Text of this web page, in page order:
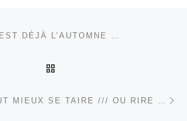
articles
DÉJÀ L’AUTOMNE …
MIEUX SE TAIRE /// OU RIRE …